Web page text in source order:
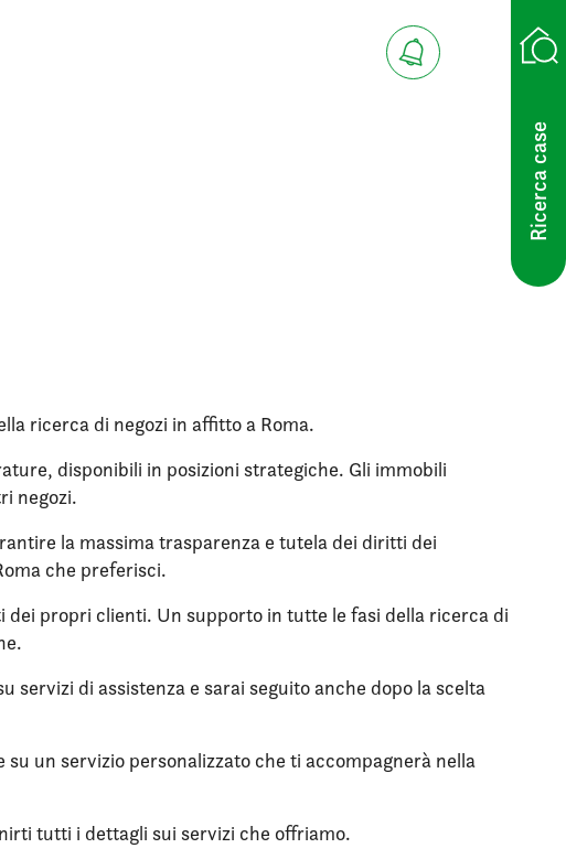
Ricerca case
ricerca di negozi in affitto a Roma.
disponibili in posizioni strategiche. Gli immobili
negozi.
la massima trasparenza e tutela dei diritti dei
che preferisci.
dei propri clienti. Un supporto in tutte le fasi della ricerca di
di assistenza e sarai seguito anche dopo la scelta
un servizio personalizzato che ti accompagnerà nella
tutti i dettagli sui servizi che offriamo.